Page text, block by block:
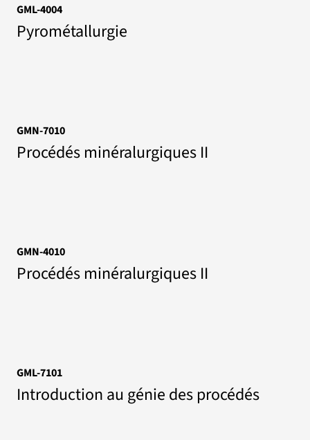
GML-4004
Pyrométallurgie
GMN-7010
Procédés minéralurgiques II
GMN-4010
Procédés minéralurgiques II
GML-7101
Introduction au génie des procédés